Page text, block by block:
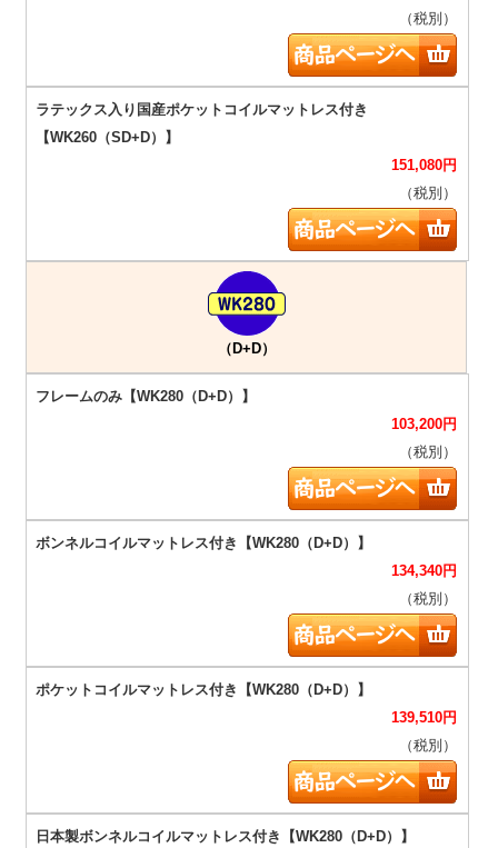
（税別）
151,080円
（税別）
（D+D）
103,200円
（税別）
134,340円
（税別）
139,510円
（税別）